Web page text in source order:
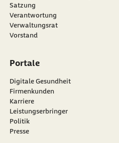
Satzung
Verantwortung
Verwaltungsrat
Vorstand
Portale
Digitale Gesundheit
Firmenkunden
Karriere
Leistungserbringer
Politik
Presse